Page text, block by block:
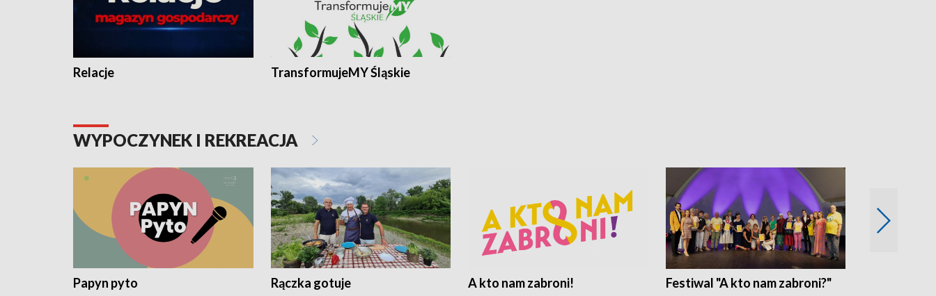
Relacje TransformujeMY Śląskie
WYPOCZYNEK I REKREACJA
Papyn pyto Rączka gotuje A kto nam zabroni! Festiwal "A kto nam zabroni?"